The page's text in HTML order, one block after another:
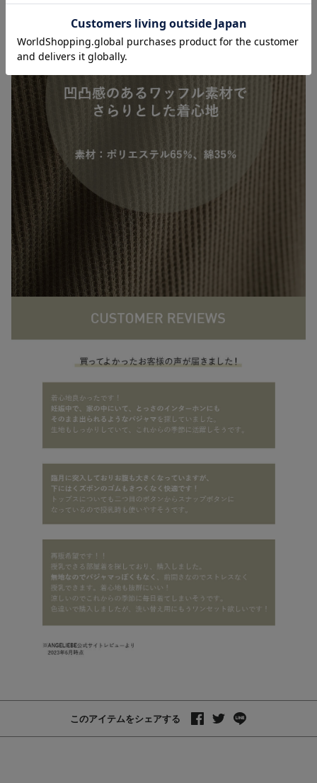
5%OFF
【セット】ワッフ
ルワンピ×産前産
後天竺レギンス
2WAYパジャマ
マタニティ・授乳
服
¥4,702
このアイテムをシェアする
お気に入り商品を確認する